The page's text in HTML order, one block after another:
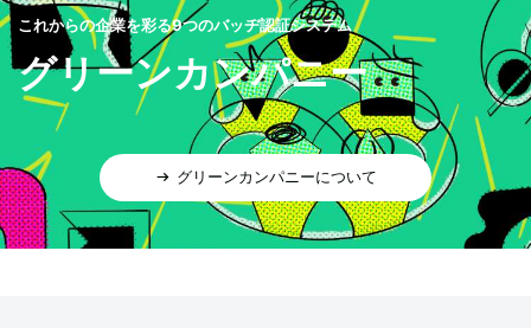
これからの企業を彩る9つのバッヂ認証システム
グリーンカンパニー
グリーンカンパニーについて